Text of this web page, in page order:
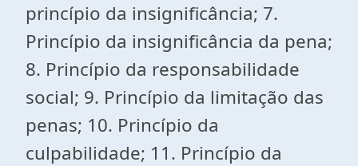
princípio da insignificância; 7.
Princípio da insignificância da pena;
8. Princípio da responsabilidade
social; 9. Princípio da limitação das
penas; 10. Princípio da
culpabilidade; 11. Princípio da